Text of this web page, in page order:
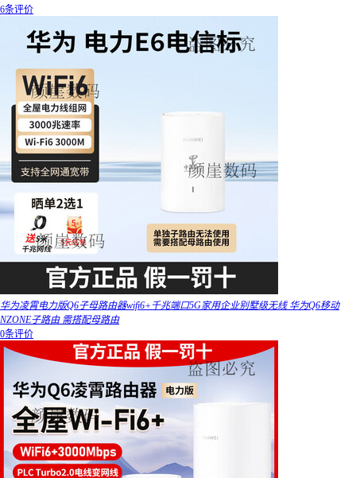
6条评价
华为凌霄电力版Q6子母路由器wifi6+千兆端口5G家用企业别墅级无线 华为Q6移动
NZONE子路由 需搭配母路由
0条评价